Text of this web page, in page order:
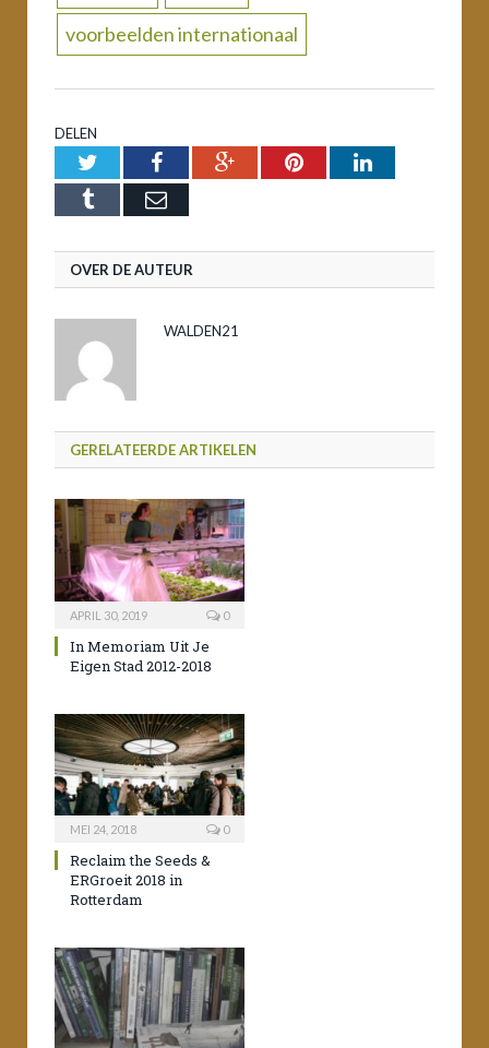
voorbeelden internationaal
DELEN
TwitterFacebookGoogle+PinterestLinkedIn
Tumblr Email
OVER DE AUTEUR
WALDEN21
GERELATEERDE ARTIKELEN
APRIL 30, 2019 0
In Memoriam Uit Je
Eigen Stad 2012-2018
MEI 24, 2018 0
Reclaim the Seeds &
ERGroeit 2018 in
Rotterdam